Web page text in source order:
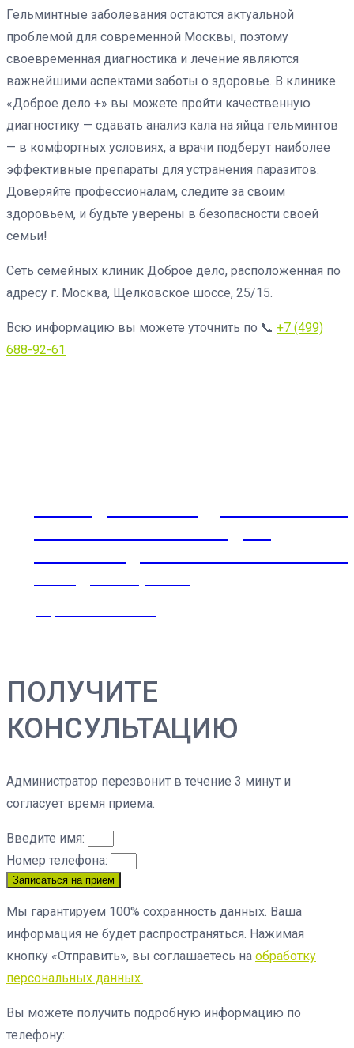
Гельминтные заболевания остаются актуальной
проблемой для современной Москвы, поэтому
своевременная диагностика и лечение являются
важнейшими аспектами заботы о здоровье. В клинике
«Доброе дело +» вы можете пройти качественную
диагностику — сдавать анализ кала на яйца гельминтов
— в комфортных условиях, а врачи подберут наиболее
эффективные препараты для устранения паразитов.
Доверяйте профессионалам, следите за своим
здоровьем, и будьте уверены в безопасности своей
семьи!
Сеть семейных клиник Доброе дело, расположенная по
адресу г. Москва, Щелковское шоссе, 25/15.
Всю информацию вы можете уточнить по 📞 +7 (499)
688-92-61
ПОЛУЧИТЕ
КОНСУЛЬТАЦИЮ
Администратор перезвонит в течение 3 минут и
согласует время приема.
Введите имя:
Номер телефона:
Записаться на прием
Мы гарантируем 100% сохранность данных. Ваша
информация не будет распространяться. Нажимая
кнопку «Отправить», вы соглашаетесь на обработку
персональных данных.
Вы можете получить подробную информацию по
телефону: